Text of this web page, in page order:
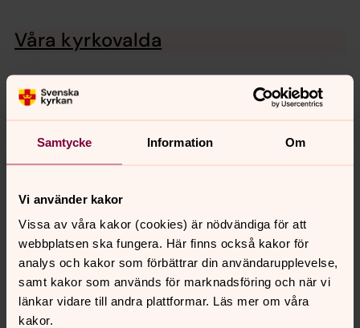
Samtycke Information Om
Vi använder kakor
Vissa av våra kakor (cookies) är nödvändiga för att
webbplatsen ska fungera. Här finns också kakor för
analys och kakor som förbättrar din användarupplevelse,
samt kakor som används för marknadsföring och när vi
länkar vidare till andra plattformar. Läs mer om våra
kakor.
Våra kyrkovalda
FIN- FörsamlingsInstruktioN
Synpunkter eller frågor på sidans
innehåll?
tingsryd.pastorat@svenskakyrkan.se
Dela